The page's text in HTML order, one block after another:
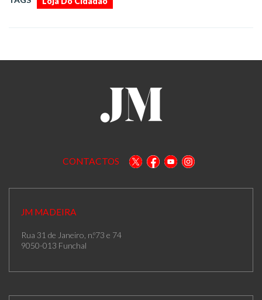
CONTACTOS
JM MADEIRA
Rua 31 de Janeiro, n.º73 e 74
9050-013 Funchal